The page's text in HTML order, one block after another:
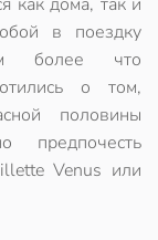
в поездку
более что
о том,
половины
предпочесть
Venus или